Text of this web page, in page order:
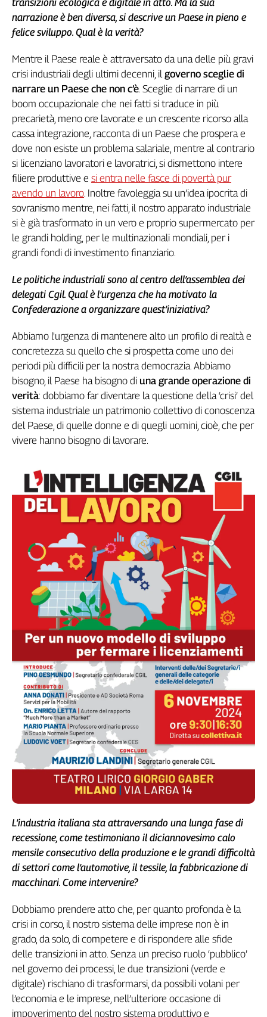
Economica
Tech
It
Inserti
Idea
Diffusa
InFlai
Le
trasmissioni
tv
in
Progress
L'Italia
nel
Lavoro
Territori
Abruzzo-
Molise
Adige
Basilicata
Calabria
Campania
Emilia-
Romagna
Friuli
Venezia
Liguria
Lombardia
Puglia
Sardegna
Toscana
Valle
Veneto
Archivio
Storico
1955-
2014
Cerca
Contatti
La
redazione
Newsletter
Social
transizioni ecologica e digitale in atto. Ma la sua
narrazione è ben diversa, si descrive un Paese in pieno e
felice sviluppo. Qual è la verità?
Mentre il Paese reale è attraversato da una delle più gravi
crisi industriali degli ultimi decenni, ilgoverno sceglie di
narrare un Paese che non c’è. Sceglie di narrare di un
boom occupazionale che nei fatti si traduce in più
precarietà, meno ore lavorate e un crescente ricorso alla
cassa integrazione, racconta di un Paese che prospera e
dove non esiste un problema salariale, mentre al contrario
si licenziano lavoratori e lavoratrici, si dismettono intere
filiere produttive e si entra nelle fasce di povertà pur
avendo un lavoro. Inoltre favoleggia su un’idea ipocrita di
sovranismo mentre, nei fatti, il nostro apparato industriale
si è già trasformato in un vero e proprio supermercato per
le grandi holding, per le multinazionali mondiali, per i
grandi fondi di investimento finanziario.
Le politiche industriali sono al centro dell’assemblea dei
delegati Cgil. Qual è l’urgenza che ha motivato la
Confederazione a organizzare quest’iniziativa?
Abbiamo l'urgenza di mantenere alto un profilo di realtà e
concretezza su quello che si prospetta come uno dei
periodi più difficili per la nostra democrazia. Abbiamo
bisogno, il Paese ha bisogno di una grande operazione di
verità: dobbiamo far diventare la questione della ‘crisi’ del
sistema industriale un patrimonio collettivo di conoscenza
del Paese, di quelle donne e di quegli uomini, cioè, che per
vivere hanno bisogno di lavorare.
L’industria italiana sta attraversando una lunga fase di
recessione, come testimoniano il diciannovesimo calo
mensile consecutivo della produzione e le grandi difficoltà
di settori come l’automotive, il tessile, la fabbricazione di
macchinari. Come intervenire?
Dobbiamo prendere atto che, per quanto profonda è la
crisi in corso, il nostro sistema delle imprese non è in
grado, da solo, di competere e di rispondere alle sfide
delle transizioni in atto. Senza un preciso ruolo ‘pubblico’
nel governo dei processi, le due transizioni (verde e
digitale) rischiano di trasformarsi, da possibili volani per
l’economia e le imprese, nell’ulteriore occasione di
impoverimento del nostro sistema produttivo e